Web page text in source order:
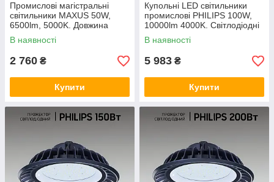
Промислові магістральні
світильники MAXUS 50W,
6500lm, 5000K. Довжина
1500 мм. LED світильники
лінійні
В наявності
2 760 ₴
Купити
Купольні LED світильники
промислові PHILIPS 100W,
10000lm 4000K. Світлодіодні
підвісні світильники колокол
В наявності
5 983 ₴
Купити